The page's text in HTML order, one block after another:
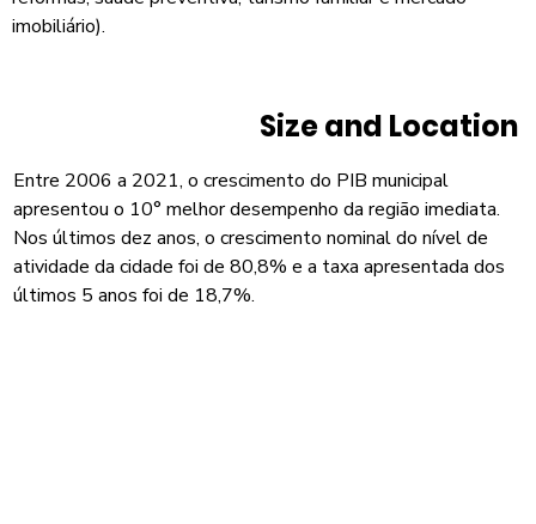
imobiliário).
Size and Location
Entre 2006 a 2021, o crescimento do PIB municipal
apresentou o 10° melhor desempenho da região imediata.
Nos últimos dez anos, o crescimento nominal do nível de
atividade da cidade foi de 80,8% e a taxa apresentada dos
últimos 5 anos foi de 18,7%.